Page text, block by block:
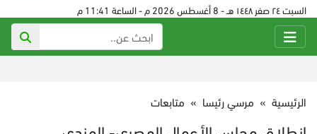
السبت ٢٤ صفر ١٤٤٨ هـ - 8 أغسطس 2026 م - الساعة 11:41 م
الرئيسية » مرسي رئيسا » متابعات